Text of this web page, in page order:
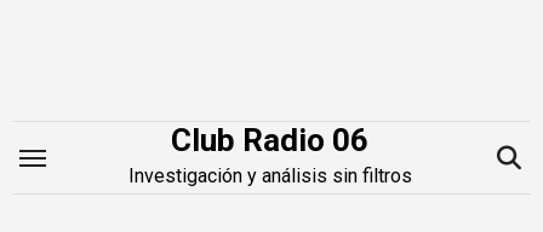
Club Radio 06
Investigación y análisis sin filtros